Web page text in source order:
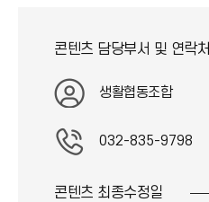
콘텐츠 담당부서 및 연락처
생활협동조합
032-835-9798
콘텐츠 최종수정일